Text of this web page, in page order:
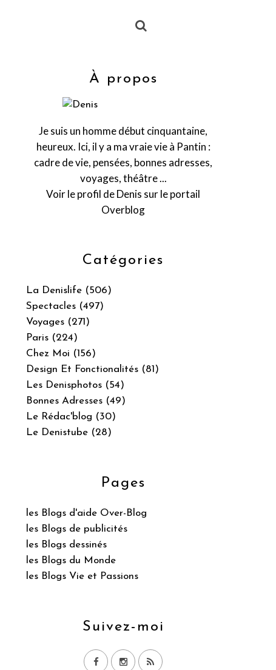
Catégories
La Denislife (506)
Spectacles (497)
Voyages (271)
Paris (224)
Chez Moi (156)
Design Et Fonctionalités (81)
Les Denisphotos (54)
Bonnes Adresses (49)
Le Rédac'blog (30)
Le Denistube (28)
Pages
les Blogs d'aide Over-Blog
les Blogs de publicités
les Blogs dessinés
les Blogs du Monde
les Blogs Vie et Passions
Suivez-moi
À propos
Je suis un homme début cinquantaine,
heureux. Ici, il y a ma vraie vie à Pantin :
cadre de vie, pensées, bonnes adresses,
voyages, théâtre ...
Voir le profil deDenis sur le portail
Overblog